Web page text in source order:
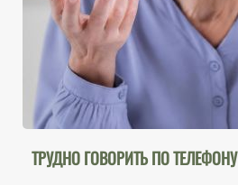
ТРУДНО ГОВОРИТЬ ПО ТЕЛЕФОНУ